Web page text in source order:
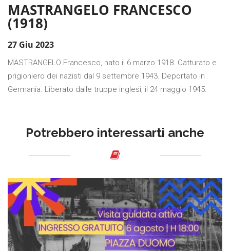
MASTRANGELO FRANCESCO
(1918)
27 Giu 2023
MASTRANGELO Francesco, nato il 6 marzo 1918. Catturato e
prigioniero dei nazisti dal 9 settembre 1943. Deportato in
Germania. Liberato dalle truppe inglesi, il 24 maggio 1945.
Potrebbero interessarti anche